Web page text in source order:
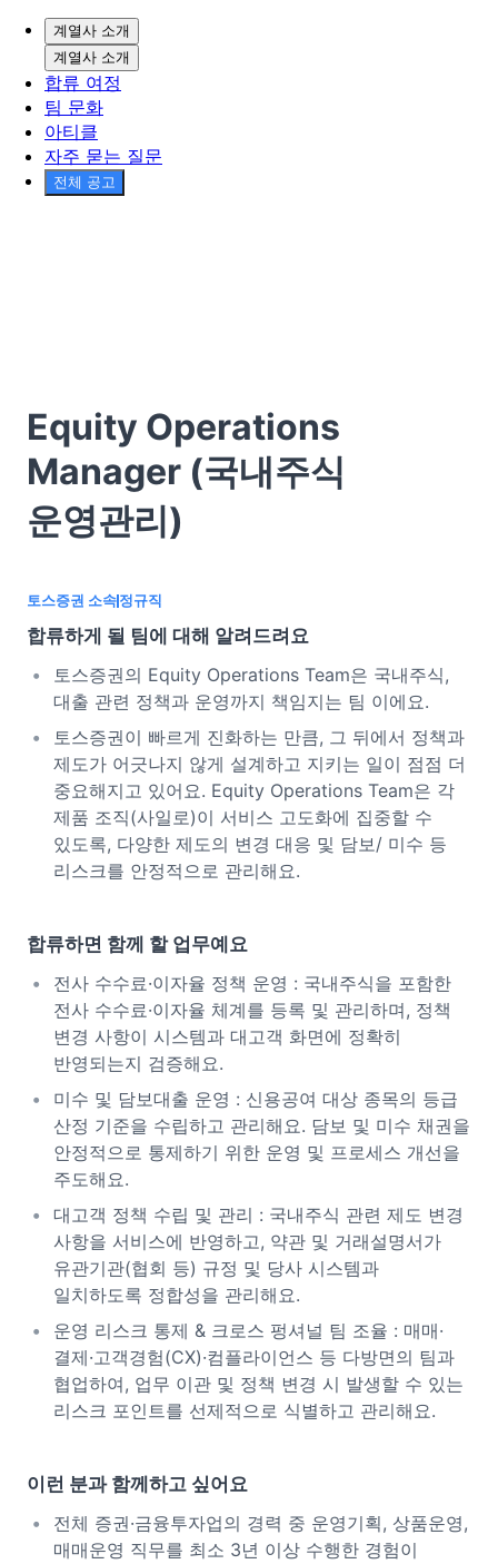
계열사 소개
계열사 소개
합류 여정
팀 문화
아티클
자주 묻는 질문
전체 공고
Equity Operations
Manager (국내주식
운영관리)
토스증권 소속정규직
합류하게 될 팀에 대해 알려드려요
토스증권의 Equity Operations Team은 국내주식,
대출 관련 정책과 운영까지 책임지는 팀 이에요.
토스증권이 빠르게 진화하는 만큼, 그 뒤에서 정책과
제도가 어긋나지 않게 설계하고 지키는 일이 점점 더
중요해지고 있어요. Equity Operations Team은 각
제품 조직(사일로)이 서비스 고도화에 집중할 수
있도록, 다양한 제도의 변경 대응 및 담보/ 미수 등
리스크를 안정적으로 관리해요.
합류하면 함께 할 업무예요
전사 수수료·이자율 정책 운영 : 국내주식을 포함한
전사 수수료·이자율 체계를 등록 및 관리하며, 정책
변경 사항이 시스템과 대고객 화면에 정확히
반영되는지 검증해요.
미수 및 담보대출 운영 : 신용공여 대상 종목의 등급
산정 기준을 수립하고 관리해요. 담보 및 미수 채권을
안정적으로 통제하기 위한 운영 및 프로세스 개선을
주도해요.
대고객 정책 수립 및 관리 : 국내주식 관련 제도 변경
사항을 서비스에 반영하고, 약관 및 거래설명서가
유관기관(협회 등) 규정 및 당사 시스템과
일치하도록 정합성을 관리해요.
운영 리스크 통제 & 크로스 펑셔널 팀 조율 : 매매·
결제·고객경험(CX)·컴플라이언스 등 다방면의 팀과
협업하여, 업무 이관 및 정책 변경 시 발생할 수 있는
리스크 포인트를 선제적으로 식별하고 관리해요.
이런 분과 함께하고 싶어요
전체 증권·금융투자업의 경력 중 운영기획, 상품운영,
매매운영 직무를 최소 3년 이상 수행한 경험이